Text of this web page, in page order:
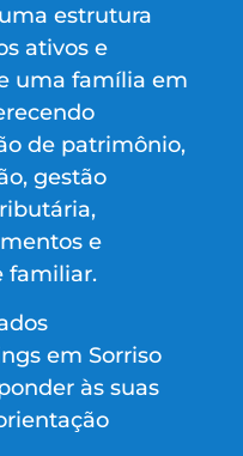
estrutura
ativos e
uma família em
de patrimônio,
gestão
e
familiar.
em Sorriso
às suas